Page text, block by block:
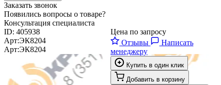
Заказать звонок
Появились вопросы о товаре?
Консультация специалиста
ID: 405938
Арт:ЭК8204
Арт:ЭК8204
Цена по запросу
Отзывы
Написать
менеджеру
Купить в один клик
Добавить в корзину